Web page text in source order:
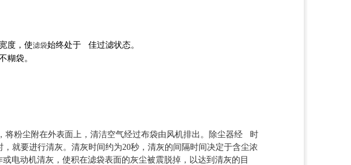
度，使滤袋始终处于 佳过滤状态。
糊袋。
粉尘附在外表面上，清洁空气经过布袋由风机排出。除尘器经 时
，就要进行清灰。清灰时间约为20秒，清灰的间隔时间决定于含尘浓
电动机清灰，使积在滤袋表面的灰尘被震脱掉，以达到清灰的目